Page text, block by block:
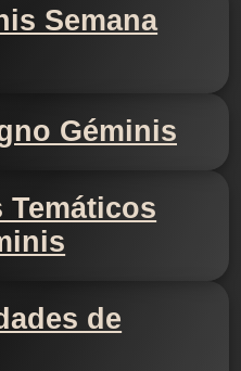
Semana
Géminis
de